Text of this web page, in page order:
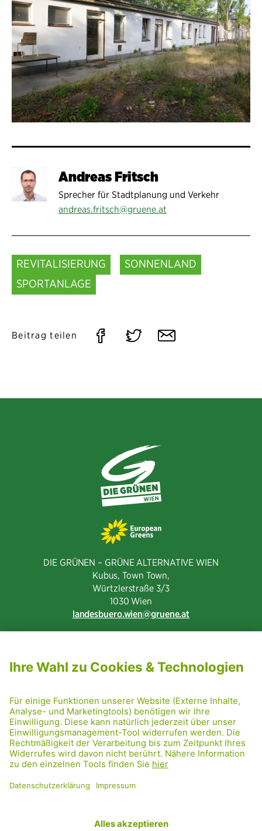
Andreas Fritsch
Sprecher für Stadtplanung und Verkehr
andreas.fritsch@gruene.at
REVITALISIERUNG
SONNENLAND
SPORTANLAGE
Beitrag teilen
Auf Auf Per
DIE GRÜNEN – GRÜNE ALTERNATIVE WIEN
Kubus, Town Town,
Würtzlerstraße 3/3​
1030 Wien
landesbuero.wien
gruene.at
PRESSE
GRÜNE RADRETTUNG
FRIDAY NIGHTSKATING
NETIQUETTE
DATENSCHUTZ
TRANSPARENZ